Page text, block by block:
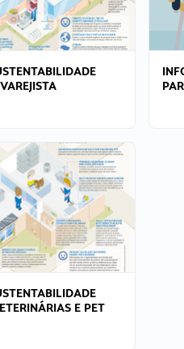
E PET